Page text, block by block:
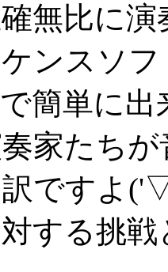
無比に
ンスソ
簡単に
家たち
ですよ
する挑